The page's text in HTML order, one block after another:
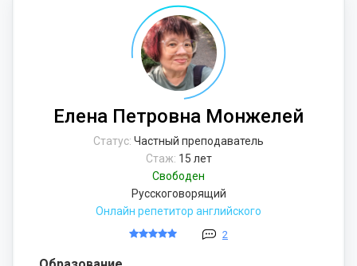
Елена Петровна Монжелей
Статус: Частный преподаватель
Стаж: 15 лет
Свободен
Русскоговорящий
Онлайн репетитор английского
2